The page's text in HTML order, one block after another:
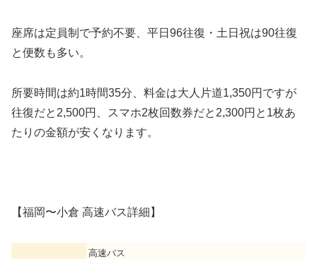
座席は定員制で予約不要、平日96往復・土日祝は90往復
と便数も多い。
所要時間は約1時間35分、料金は大人片道1,350円ですが
往復だと2,500円、スマホ2枚回数券だと2,300円と1枚あ
たりの金額が安くなります。
【福岡〜小倉 高速バス詳細】
高速バス